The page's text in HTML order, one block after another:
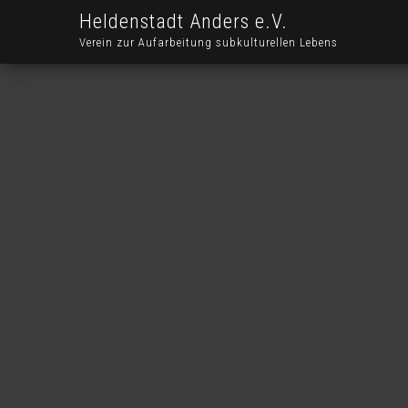
Heldenstadt Anders e.V.
Verein zur Aufarbeitung subkulturellen Lebens